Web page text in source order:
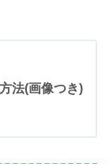
法(画像つき)